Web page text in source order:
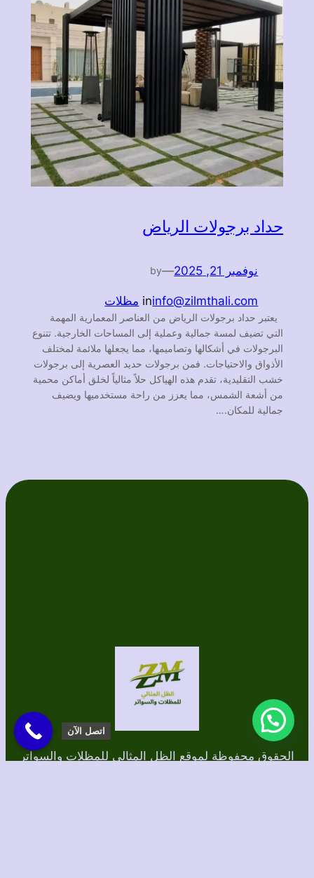
حداد برجولات الرياض
نوفمبر 21, 2025 —
by
info@zilmthali.com
in مظلات
يعتبر حداد برجولات الرياض من العناصر المعمارية المهمة
التي تضيف لمسة جمالية وعملية إلى المساحات الخارجية. تتنوع
البرجولات في أشكالها وتصاميمها، مما يجعلها ملائمة لمختلف
الأذواق والاحتياجات. فمن برجولات حديد العصرية إلى برجولات
خشب التقليدية، تقدم هذه الهياكل حلاً مثالياً لخلق أماكن محمية
من أشعة الشمس، مما يعزز من راحة مستخدميها ويضيف
جمالية للمكان.…
الحقوق محفوظة لموقع الظل المثالي للمظلات والسواتر
اتصل الآن